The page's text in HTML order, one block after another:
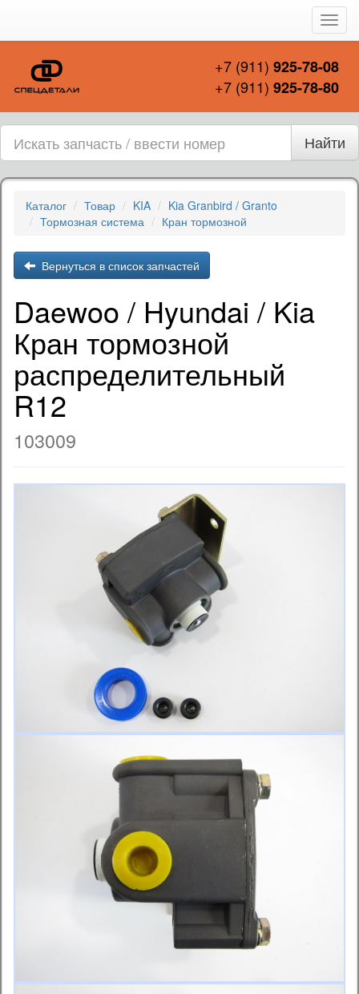
+7 (911) 925-78-08
+7 (911) 925-78-80
Найти
Каталог Товар KIA
Kia Granbird / Granto
Тормозная система
Кран тормозной
Вернуться в список запчастей
Daewoo / Hyundai / Kia
Кран тормозной
распределительный
R12
103009